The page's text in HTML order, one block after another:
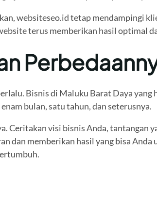
websiteseo.id tetap mendampingi
terus memberikan hasil optimal
Bisnis di Maluku Barat Daya
bulan, satu tahun, dan seterusnya.
Ceritakan visi bisnis Anda, tantangan
dan memberikan hasil yang bisa